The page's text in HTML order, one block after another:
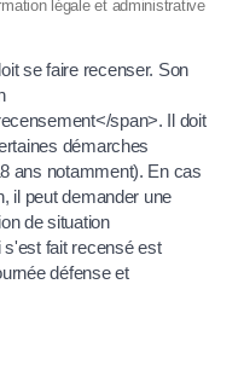
légale et administrative
se faire recenser. Son
span>. Il doit
démarches
ans notamment). En cas
il peut demander une
de situation
fait recensé est
défense et